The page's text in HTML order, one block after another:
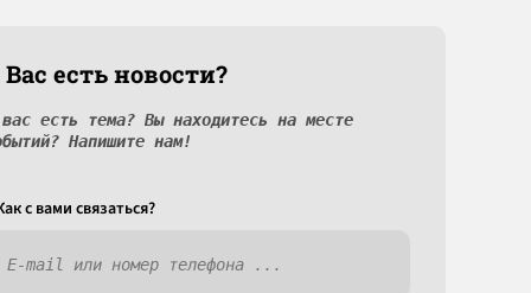
есть новости?
есть тема? Вы находитесь на месте
Напишите нам!
c вами связаться?